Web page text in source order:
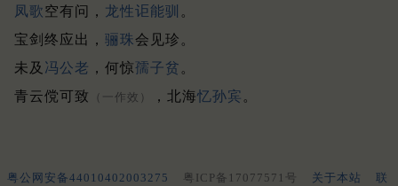
凤歌空有问， 龙性讵能驯
。
宝剑终应出， 骊珠会见珍。
未及 冯公老 ，何惊孺子贫 。
青云傥可致
（一作效） ，北海忆孙宾 。
粤公网安备44010402003275 粤ICP备17077571号 关于本站
联